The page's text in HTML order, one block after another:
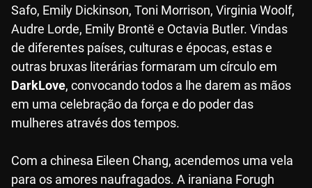
Safo, Emily Dickinson, Toni Morrison, Virginia Woolf,
Audre Lorde, Emily Brontë e Octavia Butler. Vindas
de diferentes países, culturas e épocas, estas e
outras bruxas literárias formaram um círculo em
DarkLove, convocando todos a lhe darem as mãos
em uma celebração da força e do poder das
mulheres através dos tempos.
Com a chinesa Eileen Chang, acendemos uma vela
para os amores naufragados. A iraniana Forugh